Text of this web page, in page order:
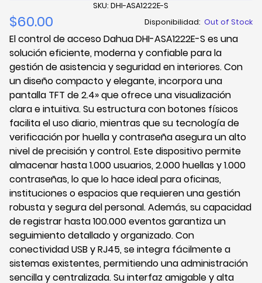
SKU: DHI-ASA1222E-S
$60.00 Disponibilidad: Out of Stock
El control de acceso Dahua DHI-ASA1222E-S es una
solución eficiente, moderna y confiable para la
gestión de asistencia y seguridad en interiores. Con
un diseño compacto y elegante, incorpora una
pantalla TFT de 2.4» que ofrece una visualización
clara e intuitiva. Su estructura con botones físicos
facilita el uso diario, mientras que su tecnología de
verificación por huella y contraseña asegura un alto
nivel de precisión y control. Este dispositivo permite
almacenar hasta 1.000 usuarios, 2.000 huellas y 1.000
contraseñas, lo que lo hace ideal para oficinas,
instituciones o espacios que requieren una gestión
robusta y segura del personal. Además, su capacidad
de registrar hasta 100.000 eventos garantiza un
seguimiento detallado y organizado. Con
conectividad USB y RJ45, se integra fácilmente a
sistemas existentes, permitiendo una administración
sencilla y centralizada. Su interfaz amigable y alta